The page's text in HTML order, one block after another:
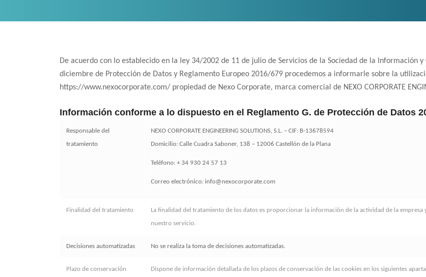
De acuerdo con lo establecido en la ley 34/2002 de 11 de julio de Servicios de la Sociedad de la Información
diciembre de Protección de Datos y Reglamento Europeo 2016/679 procedemos a informarle sobre la
https://www.nexocorporate.com/ propiedad de Nexo Corporate, marca comercial de NEXO CORPORATE
Información conforme a lo dispuesto en el Reglamento G. de Protección de Datos
Responsable del
tratamiento
NEXO CORPORATE ENGINEERING SOLUTIONS, S.L. – CIF: B-13678594
Domicilio: Calle Cuadra Saboner, 138 – 12006 Castellón de la Plana
Teléfono: + 34 930 24 57 13
Correo electrónico: info@nexocorporate.com
Finalidad del tratamiento
La finalidad del tratamiento de los datos es proporcionar la información de la actividad de la
nuestro servicio.
Decisiones automatizadas No se realiza la toma de decisiones automatizadas.
Plazo de conservación Dispone de información detallada de los plazos de conservación de las cookies en los siguientes